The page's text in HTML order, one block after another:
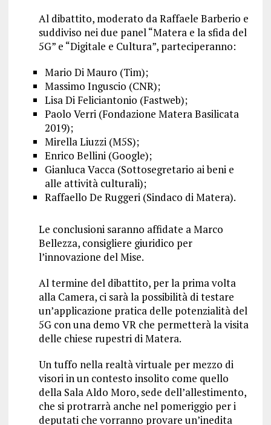
Al dibattito, moderato da Raffaele Barberio e
suddiviso nei due panel “Matera e la sfida del
5G” e “Digitale e Cultura”, parteciperanno:
Mario Di Mauro (Tim);
Massimo Inguscio (CNR);
Lisa Di Feliciantonio (Fastweb);
Paolo Verri (Fondazione Matera Basilicata
2019);
Mirella Liuzzi (M5S);
Enrico Bellini (Google);
Gianluca Vacca (Sottosegretario ai beni e
alle attività culturali);
Raffaello De Ruggeri (Sindaco di Matera).
Le conclusioni saranno affidate a Marco
Bellezza, consigliere giuridico per
l’innovazione del Mise.
Al termine del dibattito, per la prima volta
alla Camera, ci sarà la possibilità di testare
un’applicazione pratica delle potenzialità del
5G con una demo VR che permetterà la visita
delle chiese rupestri di Matera.
Un tuffo nella realtà virtuale per mezzo di
visori in un contesto insolito come quello
della Sala Aldo Moro, sede dell’allestimento,
che si protrarrà anche nel pomeriggio per i
deputati che vorranno provare un’inedita